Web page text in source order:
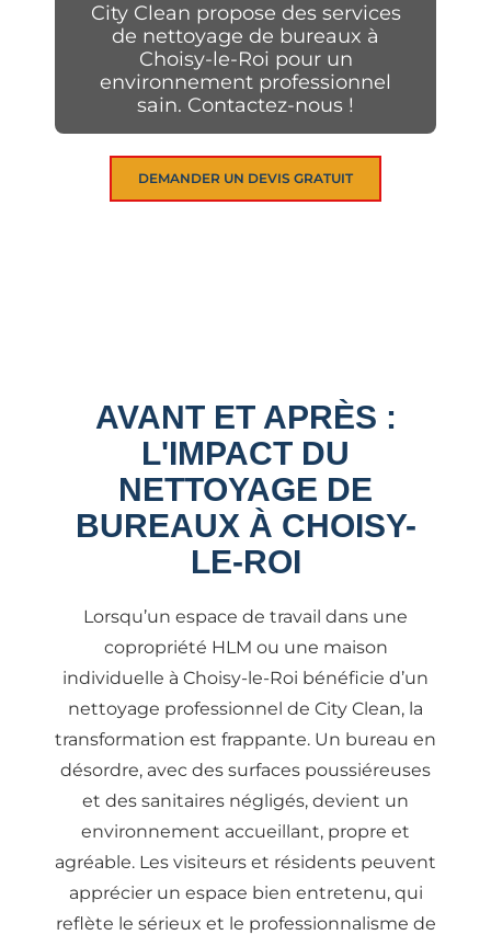
City Clean propose des services
de nettoyage de bureaux à
Choisy-le-Roi pour un
environnement professionnel
sain. Contactez-nous !
DEMANDER UN DEVIS GRATUIT
AVANT ET APRÈS :
L'IMPACT DU
NETTOYAGE DE
BUREAUX À CHOISY-
LE-ROI
Lorsqu’un espace de travail dans une
copropriété HLM ou une maison
individuelle à Choisy-le-Roi bénéficie d’un
nettoyage professionnel de City Clean, la
transformation est frappante. Un bureau en
désordre, avec des surfaces poussiéreuses
et des sanitaires négligés, devient un
environnement accueillant, propre et
agréable. Les visiteurs et résidents peuvent
apprécier un espace bien entretenu, qui
reflète le sérieux et le professionnalisme de